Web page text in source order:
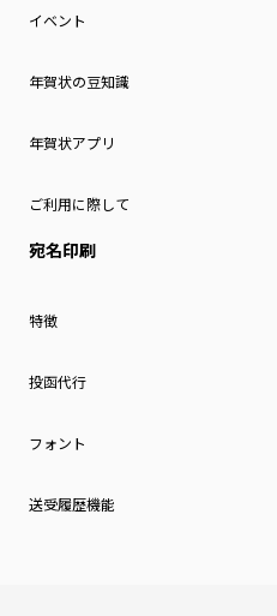
イベント
年賀状の豆知識
年賀状アプリ
ご利用に際して
宛名印刷
特徴
投函代行
フォント
送受履歴機能